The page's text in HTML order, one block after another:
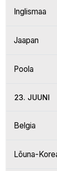
Inglismaa
Jaapan
Poola
23. JUUNI
Belgia
Lõuna-